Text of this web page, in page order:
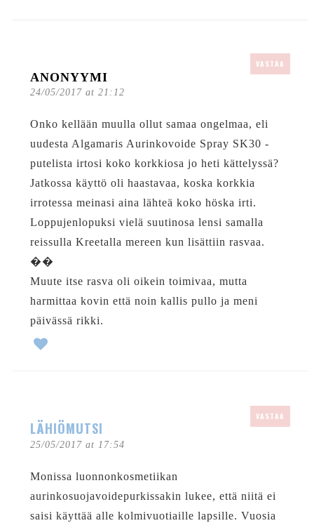
ANONYYMI
24/05/2017 at 21:12
VASTAA
Onko kellään muulla ollut samaa ongelmaa, eli
uudesta Algamaris Aurinkovoide Spray SK30 -
putelista irtosi koko korkkiosa jo heti kättelyssä?
Jatkossa käyttö oli haastavaa, koska korkkia
irrotessa meinasi aina lähteä koko höska irti.
Loppujenlopuksi vielä suutinosa lensi samalla
reissulla Kreetalla mereen kun lisättiin rasvaa.
��
Muute itse rasva oli oikein toimivaa, mutta
harmittaa kovin että noin kallis pullo ja meni
päivässä rikki.
LÄHIÖMUTSI
25/05/2017 at 17:54
VASTAA
Monissa luonnonkosmetiikan
aurinkosuojavoidepurkissakin lukee, että niitä ei
saisi käyttää alle kolmivuotiaille lapsille. Vuosia